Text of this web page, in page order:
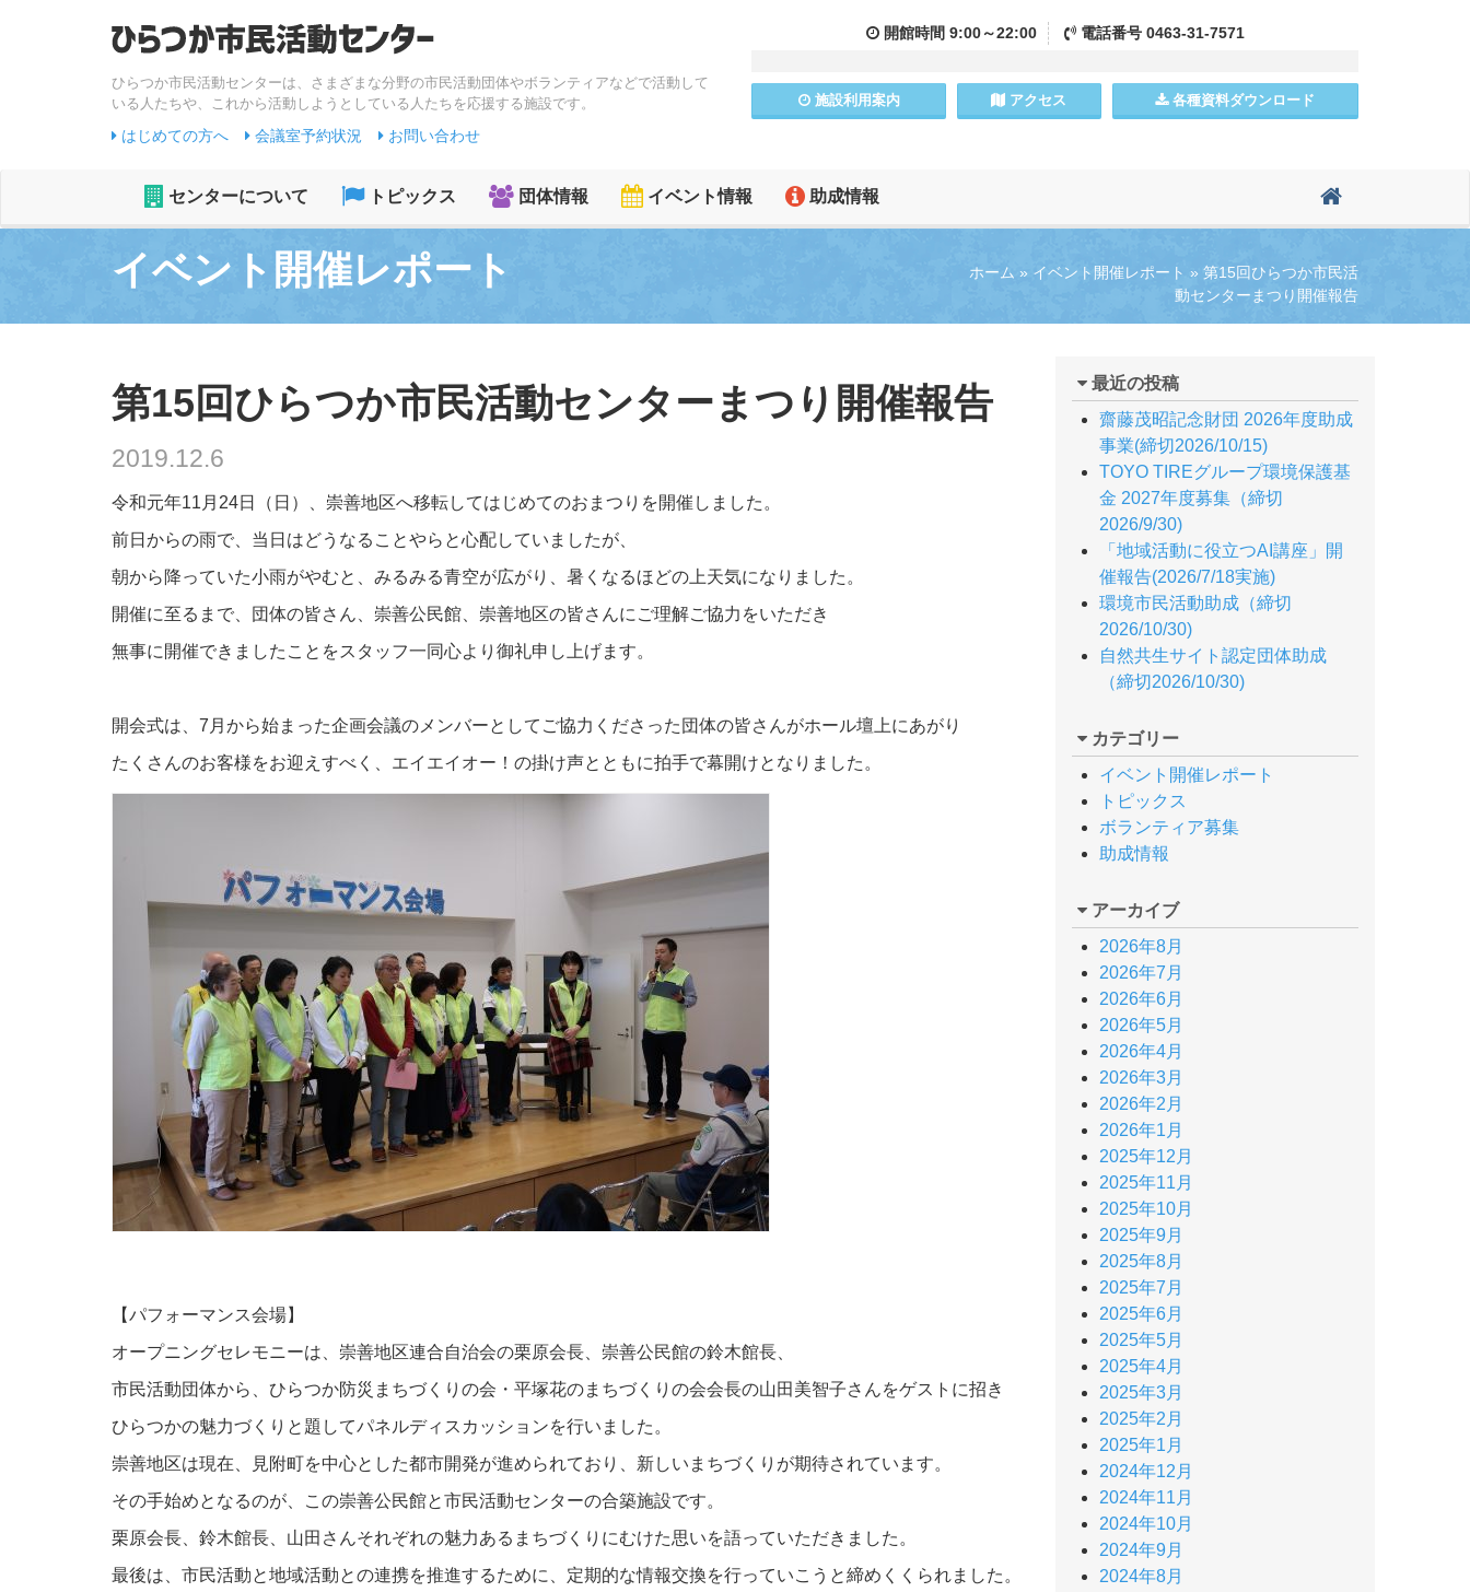
ひらつか市民活動センターは、さまざまな分野の市民活動団体やボランティアなどで活動して
いる人たちや、これから活動しようとしている人たちを応援する施設です。
はじめての方へ 会議室予約状況 お問い合わせ
開館時間 9:00～22:00 電話番号0463-31-7571
施設利用案内 アクセス 各種資料ダウンロード
センターについて トピックス 団体情報 イベント情報 助成情報
ホーム » イベント開催レポート » 第15回ひらつか市民活
動センターまつり開催報告
イベント開催レポート
第15回ひらつか市民活動センターまつり開催報告
2019.12.6
令和元年11月24日（日）、崇善地区へ移転してはじめてのおまつりを開催しました。
前日からの雨で、当日はどうなることやらと心配していましたが、
朝から降っていた小雨がやむと、みるみる青空が広がり、暑くなるほどの上天気になりました。
開催に至るまで、団体の皆さん、崇善公民館、崇善地区の皆さんにご理解ご協力をいただき
無事に開催できましたことをスタッフ一同心より御礼申し上げます。
開会式は、7月から始まった企画会議のメンバーとしてご協力くださった団体の皆さんがホール壇上にあがり
たくさんのお客様をお迎えすべく、エイエイオー！の掛け声とともに拍手で幕開けとなりました。
【パフォーマンス会場】
オープニングセレモニーは、崇善地区連合自治会の栗原会長、崇善公民館の鈴木館長、
市民活動団体から、ひらつか防災まちづくりの会・平塚花のまちづくりの会会長の山田美智子さんをゲストに招き
ひらつかの魅力づくりと題してパネルディスカッションを行いました。
崇善地区は現在、見附町を中心とした都市開発が進められており、新しいまちづくりが期待されています。
その手始めとなるのが、この崇善公民館と市民活動センターの合築施設です。
栗原会長、鈴木館長、山田さんそれぞれの魅力あるまちづくりにむけた思いを語っていただきました。
最後は、市民活動と地域活動との連携を推進するために、定期的な情報交換を行っていこうと締めくくられました。
最近の投稿
齋藤茂昭記念財団 2026年度助成
事業(締切2026/10/15)
TOYO TIREグループ環境保護基
金 2027年度募集（締切
2026/9/30)
「地域活動に役立つAI講座」開
催報告(2026/7/18実施)
環境市民活動助成（締切
2026/10/30)
自然共生サイト認定団体助成
（締切2026/10/30)
カテゴリー
イベント開催レポート
トピックス
ボランティア募集
助成情報
アーカイブ
2026年8月
2026年7月
2026年6月
2026年5月
2026年4月
2026年3月
2026年2月
2026年1月
2025年12月
2025年11月
2025年10月
2025年9月
2025年8月
2025年7月
2025年6月
2025年5月
2025年4月
2025年3月
2025年2月
2025年1月
2024年12月
2024年11月
2024年10月
2024年9月
2024年8月